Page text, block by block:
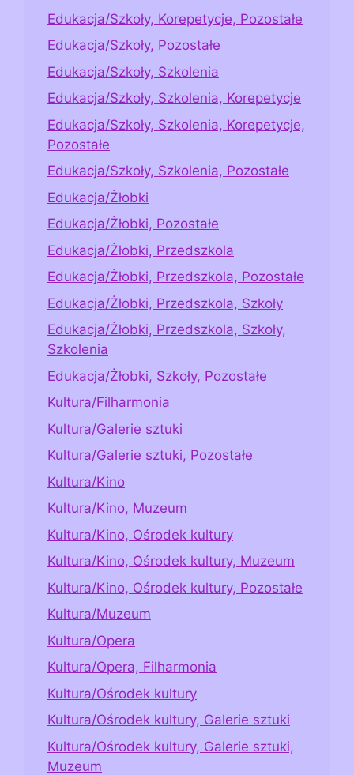
Edukacja/Szkoły, Korepetycje, Pozostałe
Edukacja/Szkoły, Pozostałe
Edukacja/Szkoły, Szkolenia
Edukacja/Szkoły, Szkolenia, Korepetycje
Edukacja/Szkoły, Szkolenia, Korepetycje,
Pozostałe
Edukacja/Szkoły, Szkolenia, Pozostałe
Edukacja/Żłobki
Edukacja/Żłobki, Pozostałe
Edukacja/Żłobki, Przedszkola
Edukacja/Żłobki, Przedszkola, Pozostałe
Edukacja/Żłobki, Przedszkola, Szkoły
Edukacja/Żłobki, Przedszkola, Szkoły,
Szkolenia
Edukacja/Żłobki, Szkoły, Pozostałe
Kultura/Filharmonia
Kultura/Galerie sztuki
Kultura/Galerie sztuki, Pozostałe
Kultura/Kino
Kultura/Kino, Muzeum
Kultura/Kino, Ośrodek kultury
Kultura/Kino, Ośrodek kultury, Muzeum
Kultura/Kino, Ośrodek kultury, Pozostałe
Kultura/Muzeum
Kultura/Opera
Kultura/Opera, Filharmonia
Kultura/Ośrodek kultury
Kultura/Ośrodek kultury, Galerie sztuki
Kultura/Ośrodek kultury, Galerie sztuki,
Muzeum